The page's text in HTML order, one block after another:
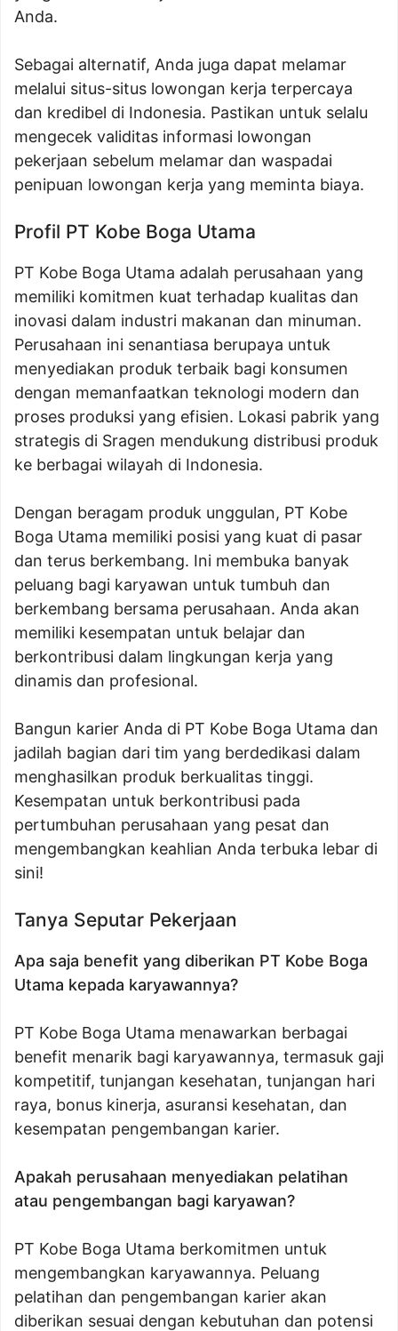
Anda.
Sebagai alternatif, Anda juga dapat melamar
melalui situs-situs lowongan kerja terpercaya
dan kredibel di Indonesia. Pastikan untuk selalu
mengecek validitas informasi lowongan
pekerjaan sebelum melamar dan waspadai
penipuan lowongan kerja yang meminta biaya.
Profil PT Kobe Boga Utama
PT Kobe Boga Utama adalah perusahaan yang
memiliki komitmen kuat terhadap kualitas dan
inovasi dalam industri makanan dan minuman.
Perusahaan ini senantiasa berupaya untuk
menyediakan produk terbaik bagi konsumen
dengan memanfaatkan teknologi modern dan
proses produksi yang efisien. Lokasi pabrik yang
strategis di Sragen mendukung distribusi produk
ke berbagai wilayah di Indonesia.
Dengan beragam produk unggulan, PT Kobe
Boga Utama memiliki posisi yang kuat di pasar
dan terus berkembang. Ini membuka banyak
peluang bagi karyawan untuk tumbuh dan
berkembang bersama perusahaan. Anda akan
memiliki kesempatan untuk belajar dan
berkontribusi dalam lingkungan kerja yang
dinamis dan profesional.
Bangun karier Anda di PT Kobe Boga Utama dan
jadilah bagian dari tim yang berdedikasi dalam
menghasilkan produk berkualitas tinggi.
Kesempatan untuk berkontribusi pada
pertumbuhan perusahaan yang pesat dan
mengembangkan keahlian Anda terbuka lebar di
sini!
Tanya Seputar Pekerjaan
Apa saja benefit yang diberikan PT Kobe Boga
Utama kepada karyawannya?
PT Kobe Boga Utama menawarkan berbagai
benefit menarik bagi karyawannya, termasuk gaji
kompetitif, tunjangan kesehatan, tunjangan hari
raya, bonus kinerja, asuransi kesehatan, dan
kesempatan pengembangan karier.
Apakah perusahaan menyediakan pelatihan
atau pengembangan bagi karyawan?
PT Kobe Boga Utama berkomitmen untuk
mengembangkan karyawannya. Peluang
pelatihan dan pengembangan karier akan
diberikan sesuai dengan kebutuhan dan potensi